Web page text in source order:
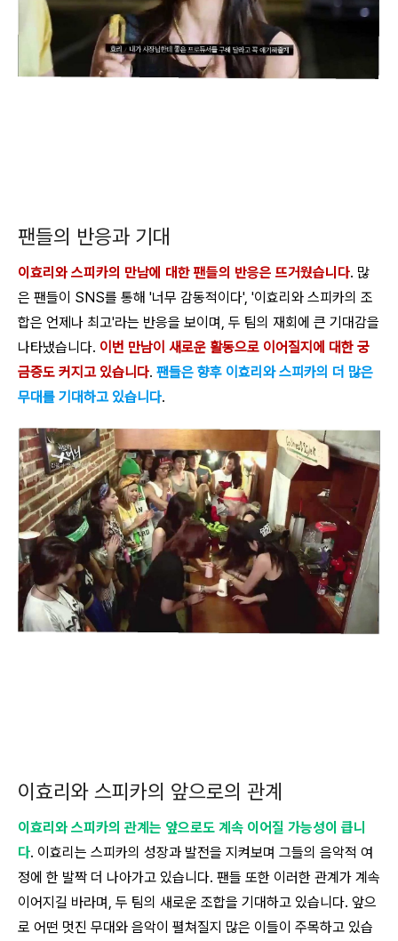
팬들의 반응과 기대
이효리와 스피카의 만남에 대한 팬들의 반응은 뜨거웠습니다. 많
은 팬들이 SNS를 통해 '너무 감동적이다', '이효리와 스피카의 조
합은 언제나 최고'라는 반응을 보이며, 두 팀의 재회에 큰 기대감을
나타냈습니다. 이번 만남이 새로운 활동으로 이어질지에 대한 궁
금증도 커지고 있습니다. 팬들은 향후 이효리와 스피카의 더 많은
무대를 기대하고 있습니다.
이효리와 스피카의 앞으로의 관계
이효리와 스피카의 관계는 앞으로도 계속 이어질 가능성이 큽니
다. 이효리는 스피카의 성장과 발전을 지켜보며 그들의 음악적 여
정에 한 발짝 더 나아가고 있습니다. 팬들 또한 이러한 관계가 계속
이어지길 바라며, 두 팀의 새로운 조합을 기대하고 있습니다. 앞으
로 어떤 멋진 무대와 음악이 펼쳐질지 많은 이들이 주목하고 있습